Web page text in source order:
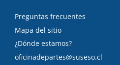
Preguntas frecuentes
Mapa del sitio
¿Dónde estamos?
oficinadepartes@suseso.cl